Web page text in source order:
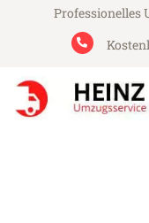
Professionelles